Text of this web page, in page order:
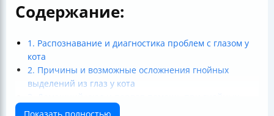
Содержание:
1. Распознавание и диагностика проблем с глазом у
кота
2. Причины и возможные осложнения гнойных
выделений из глаз у кота
глазах у кота